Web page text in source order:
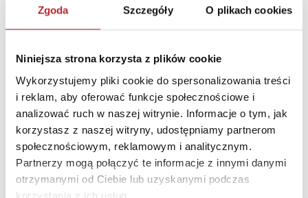
Zgoda Szczegóły O plikach cookies
Niniejsza strona korzysta z plików cookie
Wykorzystujemy pliki cookie do spersonalizowania treści
i reklam, aby oferować funkcje społecznościowe i
analizować ruch w naszej witrynie. Informacje o tym, jak
korzystasz z naszej witryny, udostępniamy partnerom
społecznościowym, reklamowym i analitycznym.
Partnerzy mogą połączyć te informacje z innymi danymi
otrzymanymi od Ciebie lub uzyskanymi podczas
korzystania z ich usług.
na zdrowiu. Ze względu na zamieszczone informacje
należy zachować pudełko. Zakurzone elementy gry
środku pudełka.OSTRZEŻENIE! Gra nieodpowiednia dla
dzieci poniżej 3 lat z uwagi na małe elementy. Istnieje
ryzyko zadławienia. Niestosowanie się do zalecanych
środków ostrożności może prowadzić do uszczerbku
na zdrowiu. Ze względu na zamieszczone informacje
należy zachować pudełko. Zakurzone elementy gry
przecieramy czystą szmatką. Instrukcja znajduje się w
środku pudełka.OSTRZEŻENIE! Gra nieodpowiednia dla